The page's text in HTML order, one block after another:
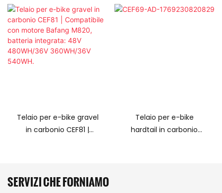
integrata da 48 V
(doppia opzione: 835
Wh / 720 Wh)
Telaio per e-bike gravel
in carbonio CEF81 |
480WH/36V 360WH/36V
Telaio per e-bike
hardtail in carbonio
SERVIZI CHE FORNIAMO